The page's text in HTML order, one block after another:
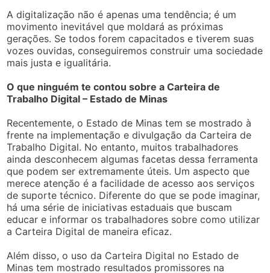
A digitalização não é apenas uma tendência; é um
movimento inevitável que moldará as próximas
gerações. Se todos forem capacitados e tiverem suas
vozes ouvidas, conseguiremos construir uma sociedade
mais justa e igualitária.
O que ninguém te contou sobre a Carteira de
Trabalho Digital – Estado de Minas
Recentemente, o Estado de Minas tem se mostrado à
frente na implementação e divulgação da Carteira de
Trabalho Digital. No entanto, muitos trabalhadores
ainda desconhecem algumas facetas dessa ferramenta
que podem ser extremamente úteis. Um aspecto que
merece atenção é a facilidade de acesso aos serviços
de suporte técnico. Diferente do que se pode imaginar,
há uma série de iniciativas estaduais que buscam
educar e informar os trabalhadores sobre como utilizar
a Carteira Digital de maneira eficaz.
Além disso, o uso da Carteira Digital no Estado de
Minas tem mostrado resultados promissores na